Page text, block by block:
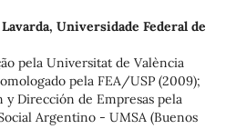
Universidade Federal de
pela Universitat de València
pela FEA/USP (2009);
Dirección de Empresas pela
Argentino - UMSA (Buenos